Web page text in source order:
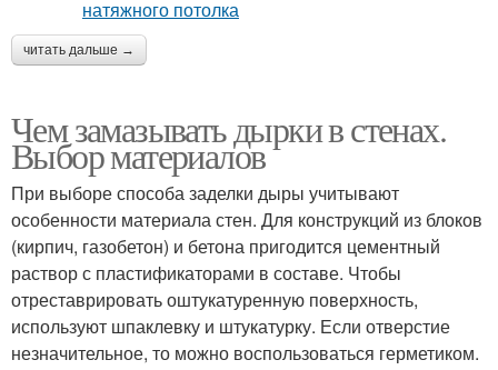
читать дальше →
Чем замазывать дырки в стенах.
Выбор материалов
При выборе способа заделки дыры учитывают
особенности материала стен. Для конструкций из блоков
(кирпич, газобетон) и бетона пригодится цементный
раствор с пластификаторами в составе. Чтобы
отреставрировать оштукатуренную поверхность,
используют шпаклевку и штукатурку. Если отверстие
незначительное, то можно воспользоваться герметиком.